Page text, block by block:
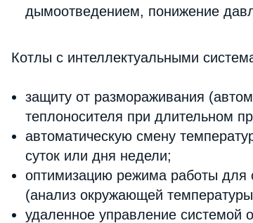
дымоотведением, понижение
Котлы с интеллектуальными
защиту от размораживания
теплоносителя при длительном
автоматическую смену
суток или дня недели;
оптимизацию режима работы для
(анализ окружающей
удаленное управление